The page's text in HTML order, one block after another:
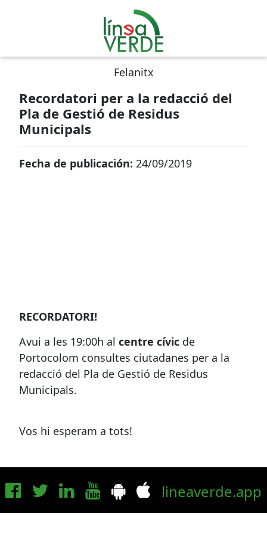
Felanitx
Recordatori per a la redacció del
Pla de Gestió de Residus
Municipals
Fecha de publicación: 24/09/2019
RECORDATORI!
Avui a les 19:00h al centre cívic de
Portocolom consultes ciutadanes per a la
redacció del Pla de Gestió de Residus
Municipals.
Vos hi esperam a tots!
lineaverde.app